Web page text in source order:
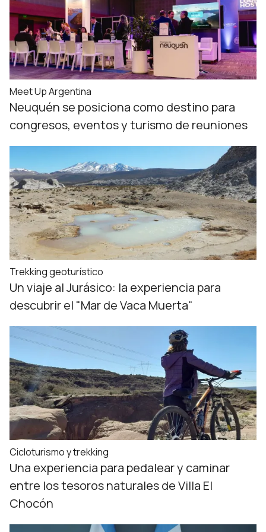
Meet Up Argentina
Neuquén se posiciona como destino para
congresos, eventos y turismo de reuniones
Trekking geoturístico
Un viaje al Jurásico: la experiencia para
descubrir el "Mar de Vaca Muerta"
Cicloturismo y trekking
Una experiencia para pedalear y caminar
entre los tesoros naturales de Villa El
Chocón